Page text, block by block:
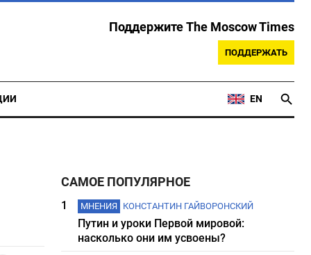
Поддержите The Moscow Times
ПОДДЕРЖАТЬ
EN
САМОЕ ПОПУЛЯРНОЕ
1 МНЕНИЯ КОНСТАНТИН ГАЙВОРОНСКИЙ
Путин и уроки Первой мировой:
насколько они им усвоены?